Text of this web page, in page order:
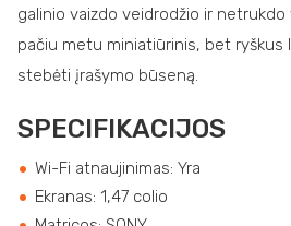
galinio vaizdo veidrodžio ir
pačiu metu miniatiūrinis, bet ryškus
stebėti įrašymo būseną.
SPECIFIKACIJOS
Wi-Fi atnaujinimas: Yra
Ekranas: 1,47 colio